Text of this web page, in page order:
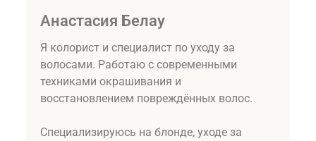
Анастасия Белау
Я колорист и специалист по уходу за
волосами. Работаю с современными
техниками окрашивания и
восстановлением повреждённых волос.
Специализируюсь на блонде, уходе за